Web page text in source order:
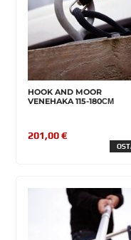
HOOK AND MOOR
VENEHAKA 115-180СМ
201,00 €